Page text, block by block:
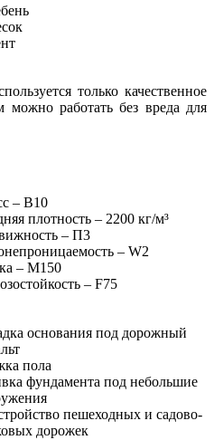
только качественное
можно работать без вреда для
– В10
плотность – 2200 кг/м³
– П3
– W2
– М150
– F75
основания под дорожный
пола
фундамента под небольшие
пешеходных и садово-
дорожек